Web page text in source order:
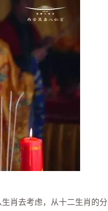
肖去考虑，从十二生肖的